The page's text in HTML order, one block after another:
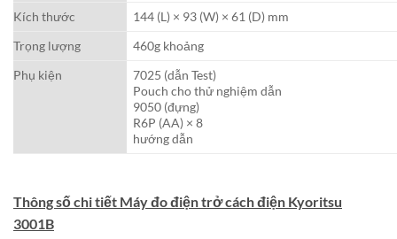
Kích thước
144 (L) × 93 (W) × 61 (D) mm
Trọng lượng
460g khoảng
Phụ kiện
7025 (dẫn Test)
Pouch cho thử nghiệm dẫn
9050 (đựng)
R6P (AA) × 8
hướng dẫn
Thông số chi tiết Máy đo điện trở cách điện Kyoritsu
3001B